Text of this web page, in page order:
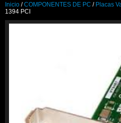
Inicio /COMPONENTES DE PC / Placas
1394 PCI